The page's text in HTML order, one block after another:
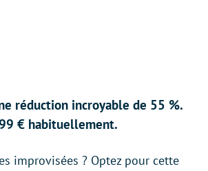
réduction incroyable de 55 %.
€ habituellement.
improvisées ? Optez pour cette